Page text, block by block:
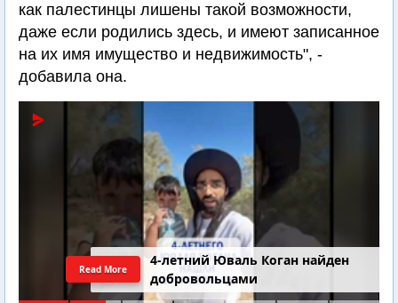
как палестинцы лишены такой возможности,
даже если родились здесь, и имеют записанное
на их имя имущество и недвижимость", -
добавила она.
4-летний Юваль Коган найден
добровольцами
Read More